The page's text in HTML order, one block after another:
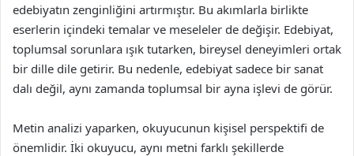
edebiyatın zenginliğini artırmıştır. Bu akımlarla birlikte
eserlerin içindeki temalar ve meseleler de değişir. Edebiyat,
toplumsal sorunlara ışık tutarken, bireysel deneyimleri ortak
bir dille dile getirir. Bu nedenle, edebiyat sadece bir sanat
dalı değil, aynı zamanda toplumsal bir ayna işlevi de görür.
Metin analizi yaparken, okuyucunun kişisel perspektifi de
önemlidir. İki okuyucu, aynı metni farklı şekillerde